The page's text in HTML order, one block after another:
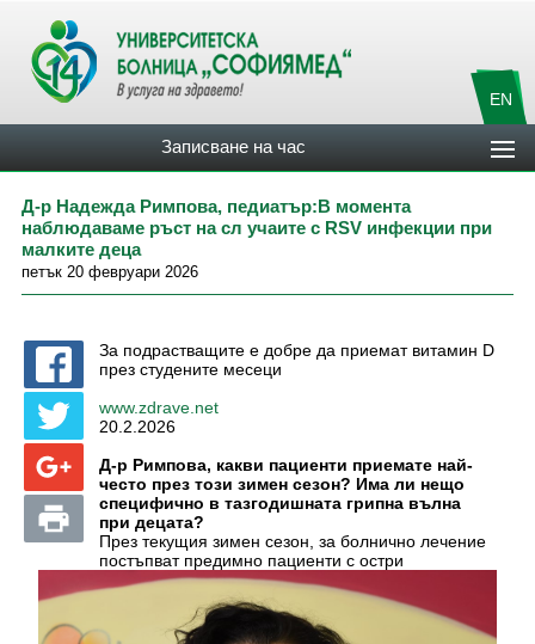
EN
Записване на час
Д-р Надежда Римпова, педиатър:В момента
наблюдаваме ръст на сл учаите с RSV инфекции при
малките деца
петък 20 февруари 2026
За подрастващите е добре да приемат витамин D
през студените месеци
www.zdrave.net
20.2.2026
Д-р Римпова, какви пациенти приемате най-
често през този зимен сезон? Има ли нещо
специфично в тазгодишната грипна вълна
при децата?
През текущия зимен сезон, за болнично лечение
постъпват предимно пациенти с остри